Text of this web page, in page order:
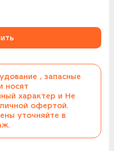
, запасные
носят
характер и Не
офертой.
уточняйте в